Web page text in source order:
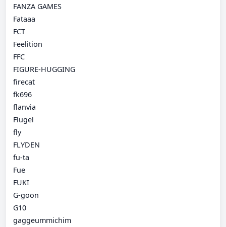
FANZA GAMES
Fataaa
FCT
Feelition
FFC
FIGURE-HUGGING
firecat
fk696
flanvia
Flugel
fly
FLYDEN
fu-ta
Fue
FUKI
G-goon
G10
gaggeummichim